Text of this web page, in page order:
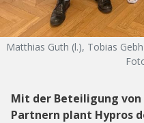
Matthias Guth (l.), Tobias
Mit der Beteiligung von
Partnern plant Hypros